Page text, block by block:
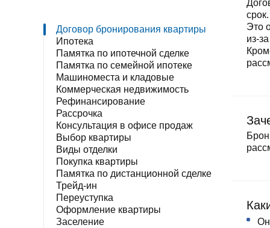
Все
новостройки
Стандартная ипотека
Ипотека траншами
Военная ипотека
Ипотека на коммерцию
Ипотека по двум документам
Рефинансирование
Реализация оборудования и ТМЦ
Новости
Договор бронирования квартиры
Ипотека
Памятка по ипотечной сделке
Памятка по семейной ипотеке
Машиноместа и кладовые
Коммерческая недвижимость
Рефинансирование
Рассрочка
Консультация в офисе продаж
Выбор квартиры
Виды отделки
Покупка квартиры
Памятка по дистанционной сделке
Трейд-ин
Переуступка
Оформление квартиры
Заселение
Это